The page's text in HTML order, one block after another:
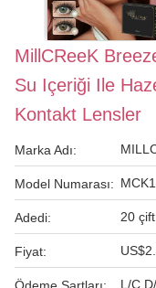
MillCReeK
Su Içeriği Ile
Kontakt Lensler
Marka Adı:
Model Numarası: MCK1
Adedi: 20 çift
Fiyat:
L/